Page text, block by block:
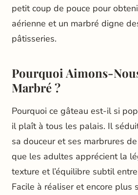
petit coup de pouce pour
aérienne et un marbré digne
pâtisseries.
Pourquoi Aimons-
Marbré ?
Pourquoi ce gâteau est-il si
il plaît à tous les palais. Il
sa douceur et ses marbrures
que les adultes apprécient la
texture et l’équilibre subtil
Facile à réaliser et encore plus